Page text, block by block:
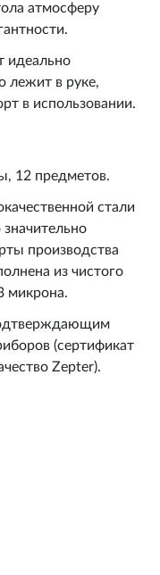
атмосферу
идеально
лежит в руке,
в использовании.
12 предметов.
стали
производства
из чистого
микрона.
(сертификат
Zepter).